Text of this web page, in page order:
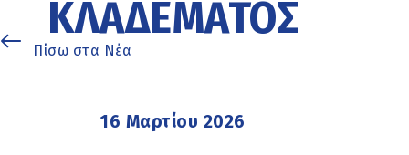
ΚΛΑΔΈΜΑΤΟΣ
Πίσω στα Νέα
16 Μαρτίου 2026